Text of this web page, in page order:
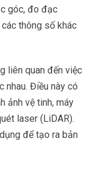
góc, đo đạc
thông số khác
liên quan đến việc
nhau. Điều này có
ảnh vệ tinh, máy
laser (LiDAR).
để tạo ra bản